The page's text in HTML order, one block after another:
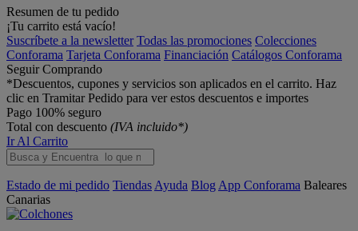
Resumen de tu pedido
¡Tu carrito está vacío!
Suscríbete a la newsletter Todas las promociones Colecciones
Conforama Tarjeta Conforama Financiación Catálogos Conforama
Seguir Comprando
*Descuentos, cupones y servicios son aplicados en el carrito. Haz
clic en Tramitar Pedido para ver estos descuentos e importes
Pago 100% seguro
Total con descuento (IVA incluido*)
Ir Al Carrito
Estado de mi pedido Tiendas Ayuda Blog App Conforama Baleares
Canarias